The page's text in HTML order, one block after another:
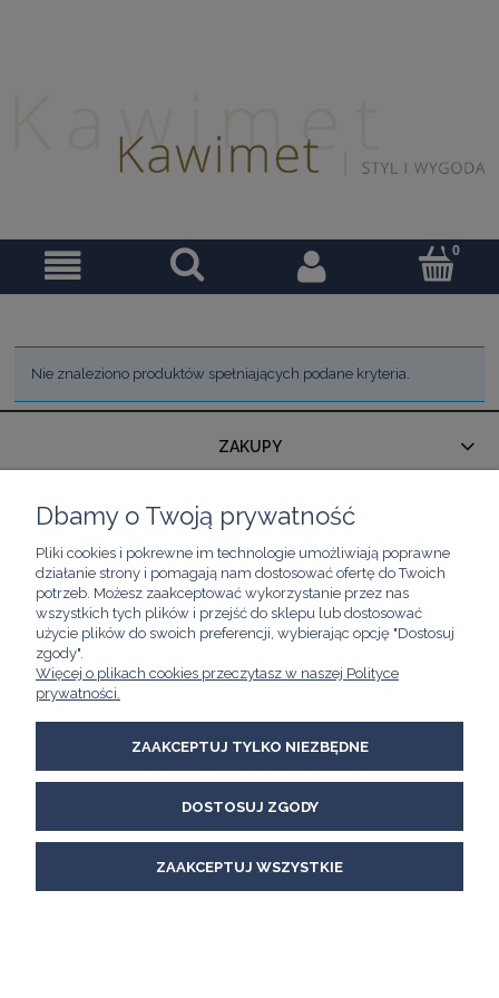
Nie znaleziono produktów spełniających podane kryteria.
ZAKUPY
POMOC
MOJE KONTO
INFORMACJE
Kawimet W. Bunia i Spółka, Spółka Jawna
01-230 Warszawa
email:kawimet@kawimet.pl
POKAŻ PEŁNĄ WERSJĘ STRONY
Sklep internetowy Shoper Premium
Dbamy o Twoją prywatność
Pliki cookies i pokrewne im technologie umożliwiają poprawne
działanie strony i pomagają nam dostosować ofertę do Twoich
potrzeb. Możesz zaakceptować wykorzystanie przez nas
wszystkich tych plików i przejść do sklepu lub dostosować
użycie plików do swoich preferencji, wybierając opcję "Dostosuj
zgody".
Więcej o plikach cookies przeczytasz w naszej Polityce
prywatności.
ZAAKCEPTUJ TYLKO NIEZBĘDNE
DOSTOSUJ ZGODY
ZAAKCEPTUJ WSZYSTKIE